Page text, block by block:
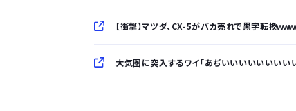
【衝撃】マツダ、CX-5がバカ売れで黒字転換ｗｗ
大気圏に突入するワイ「あぢいいいいいいいいい